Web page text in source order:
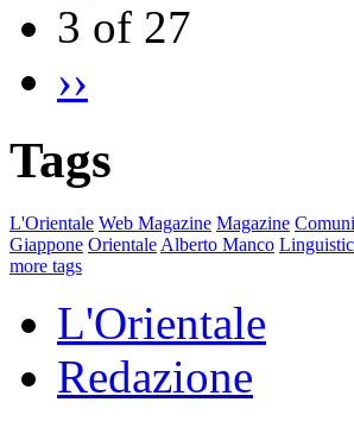
3 of 27
››
Tags
L'Orientale Web Magazine Magazine
Giappone Orientale Alberto Manco
more tags
L'Orientale
Redazione